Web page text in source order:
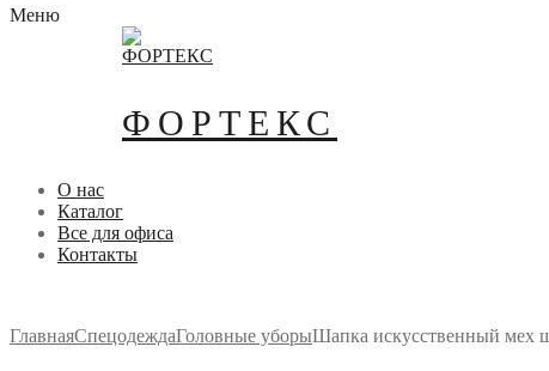
Меню
ФОРТЕКС
О нас
Каталог
Все для офиса
Контакты
ГлавнаяСпецодеждаГоловные уборыШапка искусственный мех